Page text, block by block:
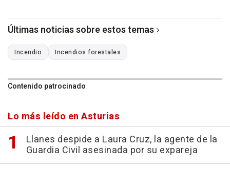
Últimas noticias sobre estos temas
Incendio Incendios forestales
Contenido patrocinado
Lo más leído en Asturias
Llanes despide a Laura Cruz, la agente de la
Guardia Civil asesinada por su expareja